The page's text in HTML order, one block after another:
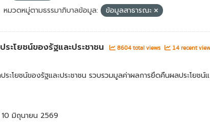
หมวดหมู่ตามธรรมาภิบาลข้อมูล: ข้อมูลสาธารณะ
ะโยชน์ของรัฐและประชาชน 8604 total views 14 recent
ะโยชน์ของรัฐและประชาชน รวบรวมมูลค่าผลการยึดคืนผลประโยชน์
มิถุนายน 2569